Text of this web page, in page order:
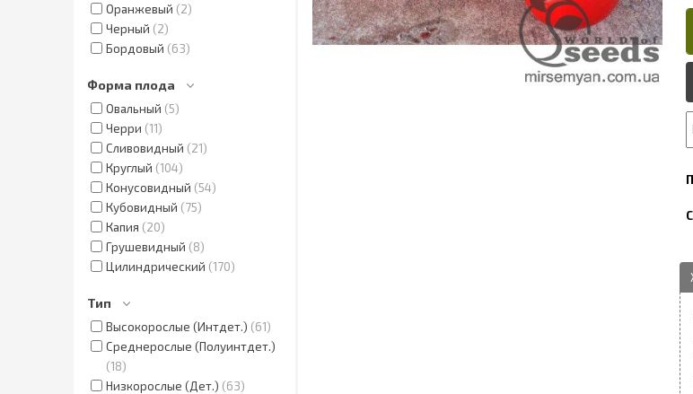
Оранжевый
2
Черный
2
Бордовый
63
Форма плода
Овальный
5
Черри 11
Сливовидный
21
Круглый 104
Конусовидный
54
Кубовидный
75
Капия
20
Грушевидный
8
Цилиндрический 170
Тип
Высокорослые (Интдет.)
61
Среднерослые (Полуинтдет.)
18
Низкорослые (Дет.)
63